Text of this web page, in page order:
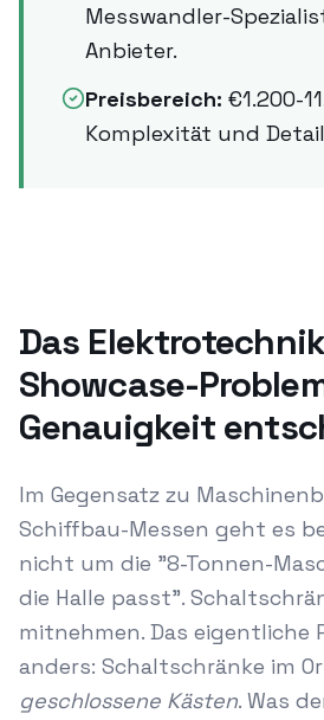
Messwandler-
Anbieter.
Preisbereich: €1.200-
Komplexität und
Das
Showcase-
Genauigkeit
Im Gegensatz zu
Schiffbau-Messen geht es
nicht um die "8-Tonnen-
die Halle passt".
mitnehmen. Das eigentliche
anders: Schaltschränke im
geschlossene Kästen. Was